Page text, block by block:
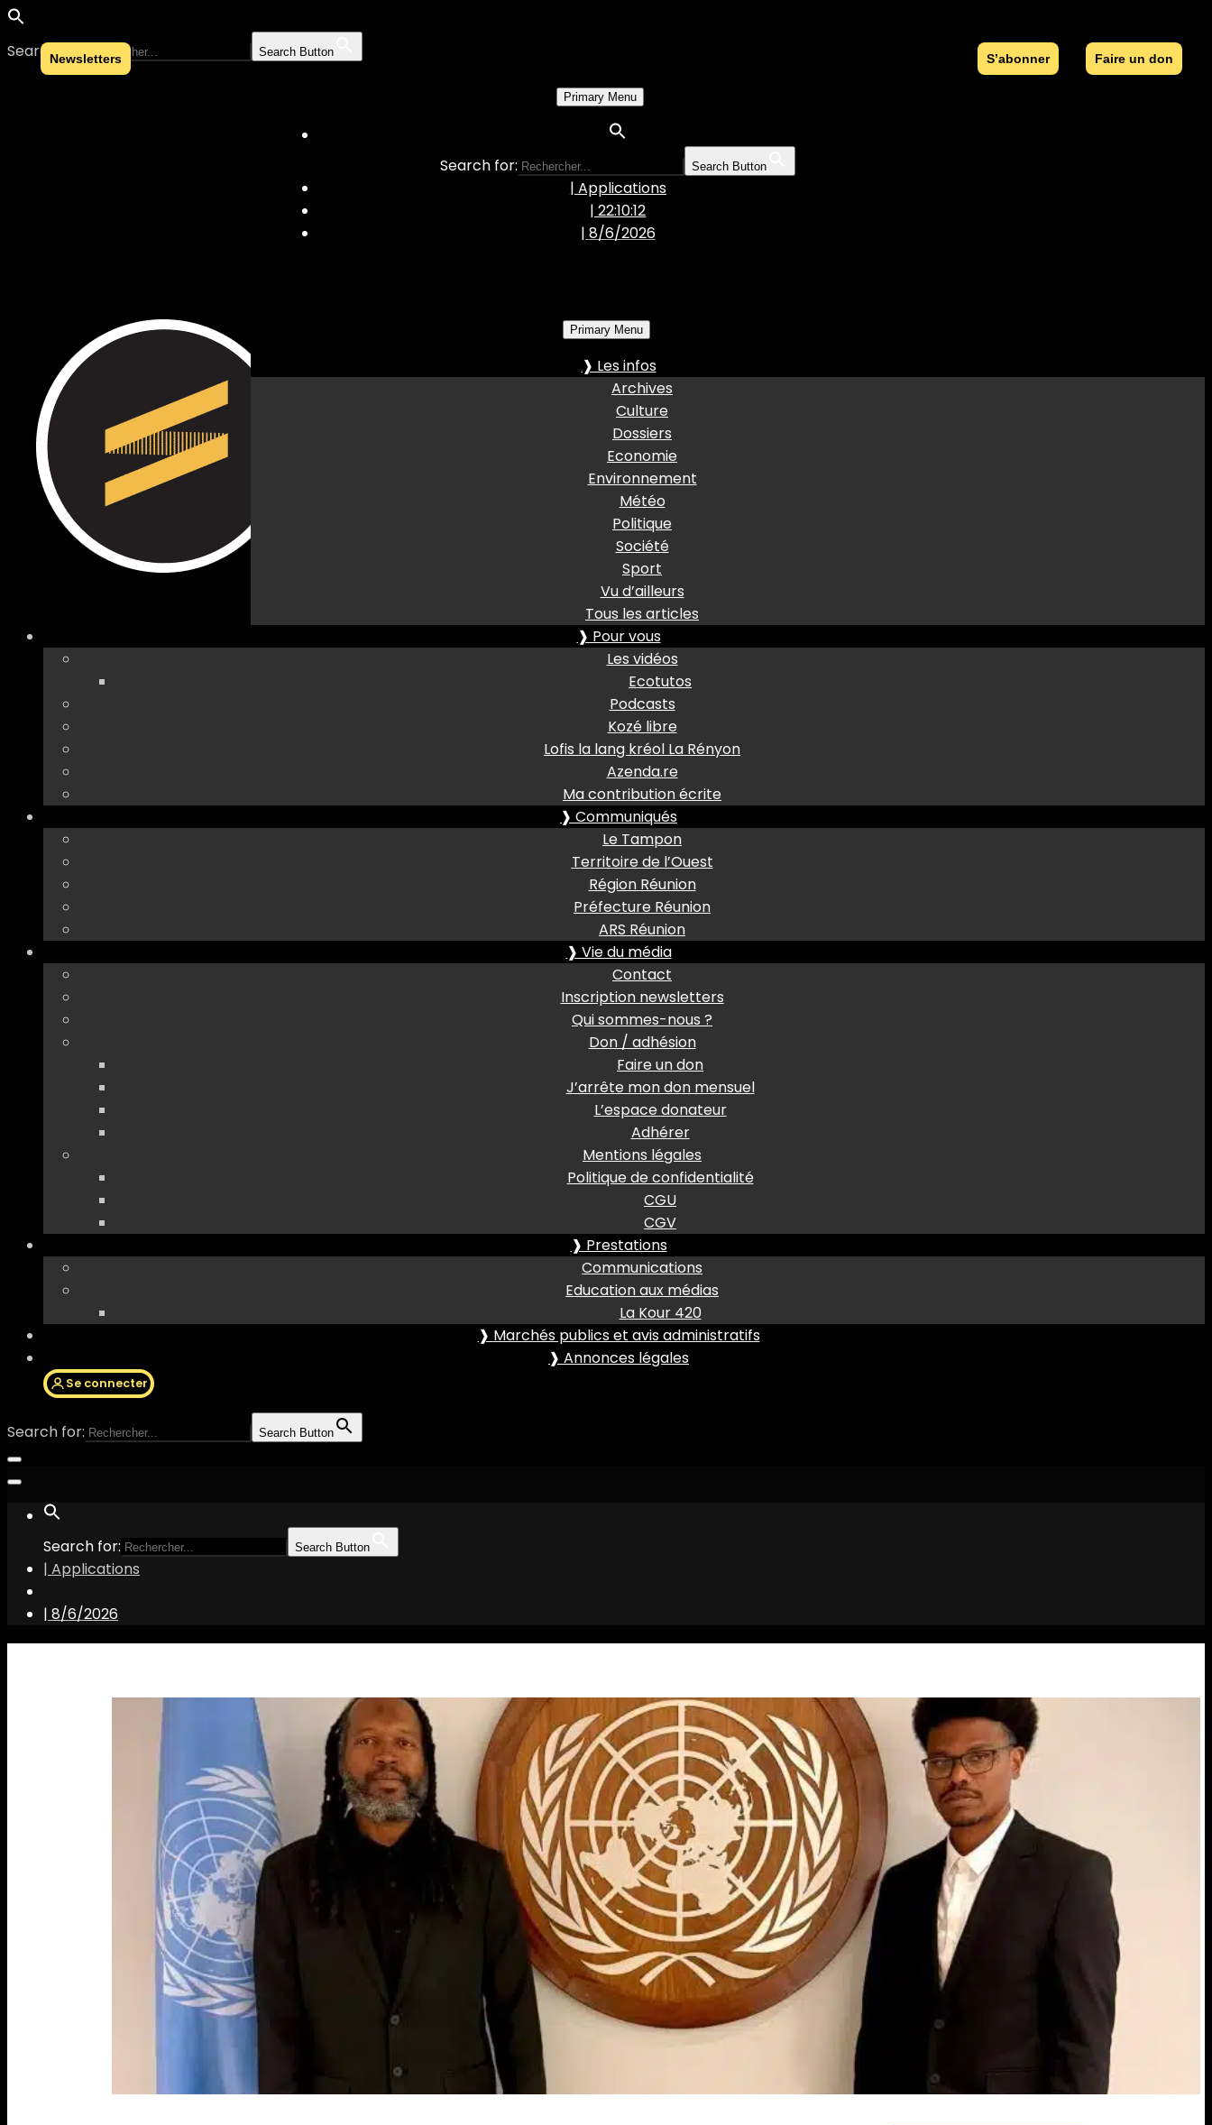
Search for: Search Button
Skip to content
Primary Menu
Search for: Search Button
| Applications
| 22:10:13
| 8/6/2026
Primary Menu
❱ Les infos
Archives
Culture
Dossiers
Economie
Environnement
Météo
Politique
Société
Sport
Vu d’ailleurs
Tous les articles
❱ Pour vous
Les vidéos
Ecotutos
Podcasts
Kozé libre
Lofis la lang kréol La Rényon
Azenda.re
Ma contribution écrite
❱ Communiqués
Le Tampon
Territoire de l’Ouest
Région Réunion
Préfecture Réunion
ARS Réunion
❱ Vie du média
Contact
Inscription newsletters
Qui sommes-nous ?
Don / adhésion
Faire un don
J’arrête mon don mensuel
L’espace donateur
Adhérer
Mentions légales
Politique de confidentialité
CGU
CGV
❱ Prestations
Communications
Education aux médias
La Kour 420
❱ Marchés publics et avis administratifs
❱ Annonces légales
Se connecter
Search for: Search Button
Search for: Search Button
| Applications
| 8/6/2026
S’abonner Faire un don
Newsletters